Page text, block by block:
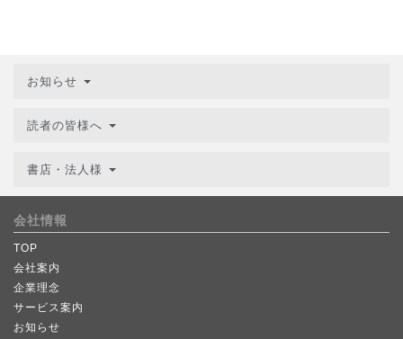
お知らせ
読者の皆様へ
書店・法人様
会社情報
TOP
会社案内
企業理念
サービス案内
お知らせ